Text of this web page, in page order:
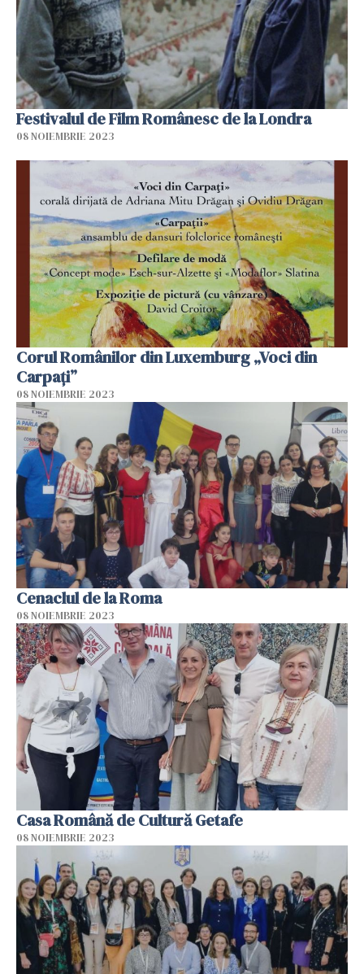
Festivalul de Film Românesc de la Londra
08 NOIEMBRIE 2023
Corul Românilor din Luxemburg „Voci din
Carpați”
08 NOIEMBRIE 2023
Cenaclul de la Roma
08 NOIEMBRIE 2023
Casa Română de Cultură Getafe
08 NOIEMBRIE 2023